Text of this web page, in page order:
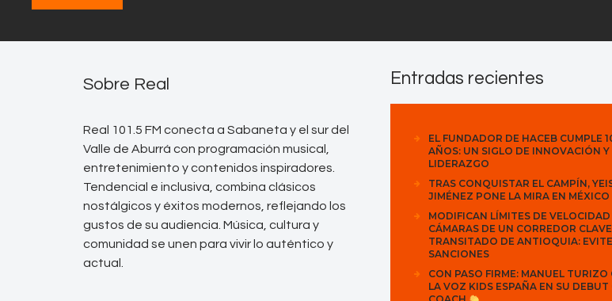
Sobre Real
Real 101.5 FM conecta a Sabaneta y el sur del
Valle de Aburrá con programación musical,
entretenimiento y contenidos inspiradores.
Tendencial e inclusiva, combina clásicos
nostálgicos y éxitos modernos, reflejando los
gustos de su audiencia. Música, cultura y
comunidad se unen para vivir lo auténtico y
actual.
Entradas recientes
EL FUNDADOR DE HACEB CUMPLE
AÑOS: UN SIGLO DE INNOVACIÓN Y
LIDERAZGO
TRAS CONQUISTAR EL CAMPÍN,
JIMÉNEZ PONE LA MIRA EN MÉXICO
MODIFICAN LÍMITES DE VELOCIDAD
CÁMARAS DE UN CORREDOR
TRANSITADO DE ANTIOQUIA: EVITE
SANCIONES
CON PASO FIRME: MANUEL TURIZO
LA VOZ KIDS ESPAÑA EN SU DEBUT